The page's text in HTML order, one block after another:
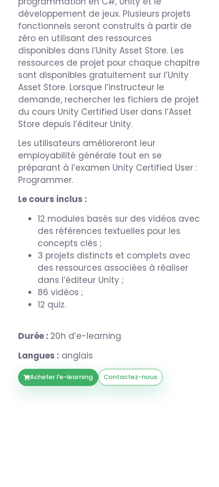
développement de jeux. Plusieurs projets
fonctionnels seront construits à partir de
zéro en utilisant des ressources
disponibles dans l’Unity Asset Store. Les
ressources de projet pour chaque chapitre
sont disponibles gratuitement sur l’Unity
Asset Store. Lorsque l’instructeur le
demande, rechercher les fichiers de projet
du cours Unity Certified User dans l’Asset
Store depuis l’éditeur Unity.
Les utilisateurs amélioreront leur
employabilité générale tout en se
préparant à l’examen Unity Certified User :
Programmer.
Le cours inclus :
12 modules basés sur des vidéos avec
des références textuelles pour les
concepts clés ;
3 projets distincts et complets avec
des ressources associées à réaliser
dans l’éditeur Unity ;
86 vidéos ;
12 quiz.
Durée : 20h d’e-learning
Langues : anglais
Acheter l’e-learning Contactez-nous